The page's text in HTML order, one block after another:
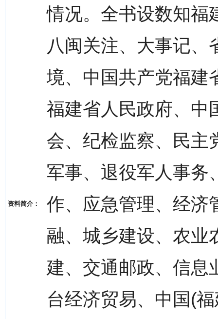
资料简介：
情况。全书设数知福
八闽关注、大事记、
境、中国共产党福建
福建省人民政府、中
会、纪检监察、民主
军事、退役军人事务
作、应急管理、经济
融、城乡建设、农业
建、交通邮政、信息
台经济贸易、中国(